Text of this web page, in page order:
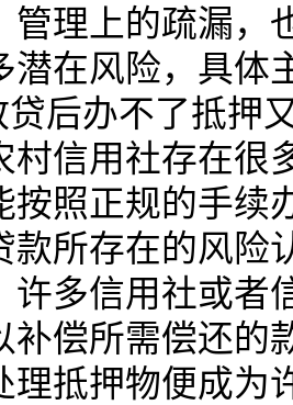
管理上的疏漏，
潜在风险，具体
办不了抵押又
用社存在很
按照正规的手续
款所存在的风险
许多信用社或者
补偿所需偿还的
理抵押物便成为